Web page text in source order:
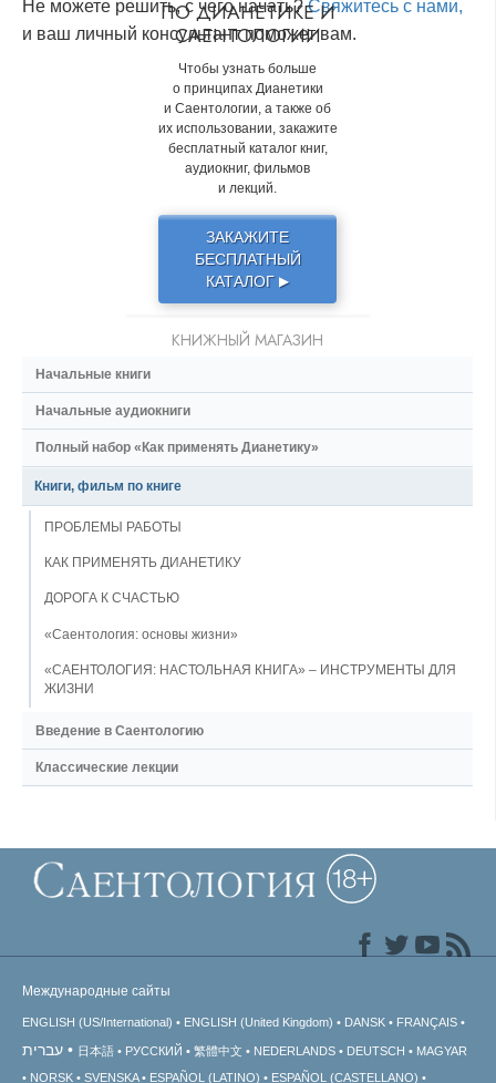
Не можете решить, с чего начать?Свяжитесь с нами,
и ваш личный консультант поможет вам.
ПО ДИАНЕТИКЕ И
САЕНТОЛОГИИ
Чтобы узнать больше
о принципах Дианетики
и Саентологии, а также об
их использовании, закажите
бесплатный каталог книг,
аудиокниг, фильмов
и лекций.
ЗАКАЖИТЕ
БЕСПЛАТНЫЙ
КАТАЛОГ ▶
КНИЖНЫЙ МАГАЗИН
Начальные книги
Начальные аудиокниги
Полный набор «Как применять Дианетику»
Книги, фильм по книге
ПРОБЛЕМЫ РАБОТЫ
КАК ПРИМЕНЯТЬ ДИАНЕТИКУ
ДОРОГА К СЧАСТЬЮ
«Саентология: основы жизни»
«САЕНТОЛОГИЯ: НАСТОЛЬНАЯ КНИГА» – ИНСТРУМЕНТЫ ДЛЯ
ЖИЗНИ
Введение в Саентологию
Классические лекции
Международные сайты
ENGLISH (US/International) ENGLISH (United Kingdom) DANSK FRANÇAIS
עברית 日本語 РУССКИЙ 繁體中文 NEDERLANDS DEUTSCH
MAGYAR
NORSK
SVENSKA ESPAÑOL (LATINO) ESPAÑOL (CASTELLANO)